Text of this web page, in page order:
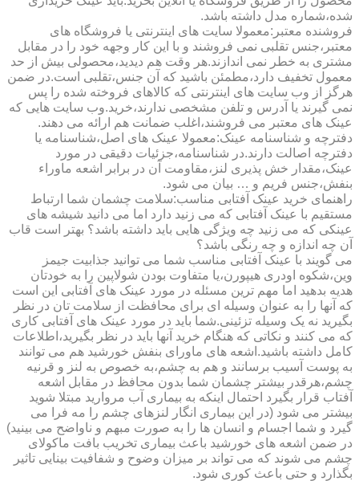
شده،شماره مدل داشته باشد.
فروشنده معتبر:معمولا سایت های اینترنتی یا فروشگاه های
معتبر،جنس تقلبی نمی فروشند و با این کار وجهه خود را در مقابل
مشتری به خطر نمی اندازند.هر وقت هم دیدید،محصولی بیش از حد
معمول تخفیف دارد،مطمئن باشید که آن جنس،تقلبی است.در ضمن
هرگز از وب سایت های اینترنتی که کالاهای فروخته شده را پس
نمی گیرند یا آدرس و تلفن مشخصی ندارند،خرید.وب سایت هایی که
عینک های معتبر می فروشند،اغلب ضمانت هم ارائه می دهند.
دفترچه و شناسنامه عینک:معمولا عینک های اصل،شناسنامه یا
دفترچه اصالت دارند.در شناسنامه،جزئیات دقیقی در مورد
عینک،مقدار خش پذیری لنز،مقاومت آن در برابر اشعه ماوراء
بنفش،جنس فریم و … بیان می شود.
راهنمای خرید عینک آفتابی مناسب:سلامت چشمان شما ارتباط
مستقیم با عینک آفتابی که می زنید دارد اما می دانید شیشه های
عینکی که می زنید چه ویژگی هایی باید داشته باشد؟ بهتر است قاب
آن چه اندازه و چه رنگی باشد؟
می گویند با عینک آفتابی مناسب شما می توانید جذابیت جیمز
وین،شکوه اودری هیپورن،یا متفاوت بودن شولاپین را به خودتان
هدیه بدهید اما مهم ترین مسئله در مورد عینک های آفتابی این است
که آنها را به عنوان وسیله ای برای محافظت از سلامت تان در نظر
بگیرید نه یک وسیله تزئینی.شما باید در مورد عینک های آفتابی کاری
که می کنند و نکاتی که هنگام خرید آنها باید در نظر بگیرید،اطلاعات
کامل داشته باشید.اشعه های ماورای بنفش خورشید هم می توانند
به پوست آسیب برسانند و هم به چشم،به خصوص به لنز و قرنیه
چشم،هرقدر بیشتر چشمان شما بدون محافظ در مقابل اشعه
آفتاب قرار بگیرد احتمال اینکه به بیماری آب مروارید مبتلا شوید
بیشتر می شود (در این بیماری انگار لنزهای چشم را مه فرا می
گیرد و شما اجسام و انسان ها را به صورت مبهم و ناواضح می بینید)
در ضمن اشعه های خورشید باعث بیماری تخریب بافت ماکولای
چشم می شوند که می تواند بر میزان وضوح و شفافیت بینایی تاثیر
بگذارد و حتی باعث کوری شود.